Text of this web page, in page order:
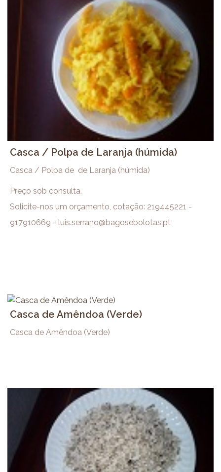
Casca / Polpa de Laranja (húmida)
Casca / Polpa de de Laranja (húmida)
Preço sob consulta.
Solicite-nos um orçamento, cotação: 219445221 -
917910669 - luis.serrano@bagosebolotas.pt
Casca de Amêndoa (Verde)
Casca de Amêndoa (Verde)